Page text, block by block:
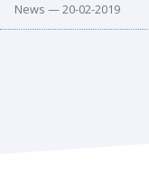
News — 20-02-2019